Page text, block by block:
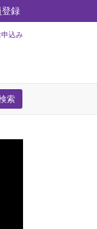
録
込み
索